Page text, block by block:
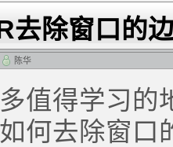
去除窗口的
陈华
值得学习的
何去除窗口